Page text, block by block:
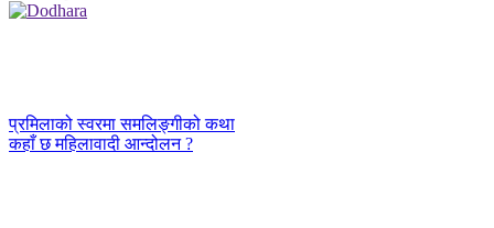
प्रमिलाको स्वरमा समलिङ्गीको कथा
कहाँ छ महिलावादी आन्दोलन ?